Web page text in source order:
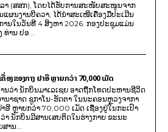
າ (ສສກ), ໂດຍໄດ້ຮັບການສະໜັບສະໜູນຈາກ
ຜນງານບີຄວາ, ໄດ້ນຳສະເໜີເຄື່ອງມືປະເມີນ
ານໃນວັນທີ 4 ສິງຫາ 2026. ກອງປະຊຸມແມ່ນ
ທ່ານ ປອ...
ງຂອງກາງ ຢາອີ ຫຼາຍກວ່າ 70,000 ເມັດ
ນວ່າ ນັກບິນມາເລເຊຍ ອາດຖືກໂທດປະຫານຊີວິດ
າຊາດ ຊູກາໂນ-ຮັດຕາ ໃນນະຄອນຫຼວງຈາກາ
າອີ ຫຼາຍກວ່າ 70,000 ເມັດ ເຊື່ອງຢູ່ໃນກະເປົາ
າ ນັກບິນມີສານເສບຕິດໃນຮ່າງກາຍ ຂະນະ
ານ...